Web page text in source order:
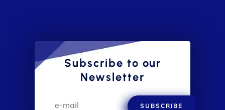
Subscribe to our
Newsletter
SUBSCRIBE